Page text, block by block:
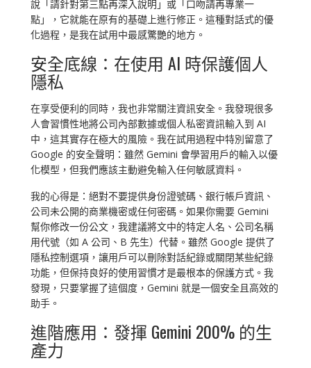
說「請針對第三點再深入說明」或「口吻請再專業一
點」，它就能在原有的基礎上進行修正。這種對話式的優
化過程，是我在試用中最感驚艷的地方。
安全底線：在使用 AI 時保護個人
隱私
在享受便利的同時，我也非常關注資訊安全。我發現很多
人會習慣性地將公司內部數據或個人私密資訊輸入到 AI
中，這其實存在極大的風險。我在試用過程中特別留意了
Google 的安全聲明：雖然 Gemini 會學習用戶的輸入以優
化模型，但我們應該主動避免輸入任何敏感資料。
我的心得是：絕對不要提供身份證號碼、銀行帳戶資訊、
公司未公開的商業機密或任何密碼。如果你需要 Gemini
幫你修改一份公文，我建議將文中的特定人名、公司名稱
用代號（如 A 公司、B 先生）代替。雖然 Google 提供了
隱私控制選項，讓用戶可以刪除對話紀錄或關閉某些紀錄
功能，但保持良好的使用習慣才是最根本的保護方式。我
發現，只要掌握了這個度，Gemini 就是一個安全且高效的
助手。
進階應用：發揮 Gemini 200% 的生
產力